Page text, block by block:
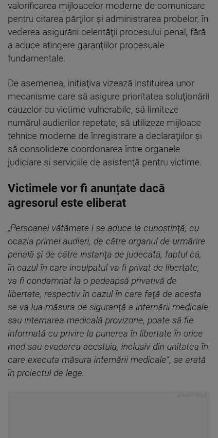
valorificarea mijloacelor moderne de comunicare
pentru citarea părţilor şi administrarea probelor, în
vederea asigurării celerităţii procesului penal, fără
a aduce atingere garanţiilor procesuale
fundamentale.
De asemenea, initiaţiva vizează instituirea unor
mecanisme care să asigure prioritatea soluţionării
cauzelor cu victime vulnerabile, să limiteze
numărul audierilor repetate, să utilizeze mijloace
tehnice moderne de înregistrare a declaraţiilor şi
să consolideze coordonarea între organele
judiciare şi serviciile de asistenţă pentru victime.
Victimele vor fi anunțate dacă
agresorul este eliberat
„Persoanei vătămate i se aduce la cunoştinţă, cu
ocazia primei audieri, de către organul de urmărire
penală şi de către instanţa de judecată, faptul că,
în cazul în care inculpatul va fi privat de libertate,
va fi condamnat la o pedeapsă privativă de
libertate, respectiv în cazul în care faţă de acesta
se va lua măsura de siguranţă a internării medicale
sau internarea medicală provizorie, poate să fie
informată cu privire la punerea în libertate în orice
mod sau evadarea acestuia, inclusiv din unitatea în
care executa măsura internării medicale”, se arată
în proiectul de lege.